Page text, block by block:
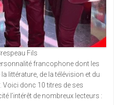
Fils
francophone dont les
littérature, de la télévision et du
Voici donc 10 titres de ses
l’intérêt de nombreux lecteurs :